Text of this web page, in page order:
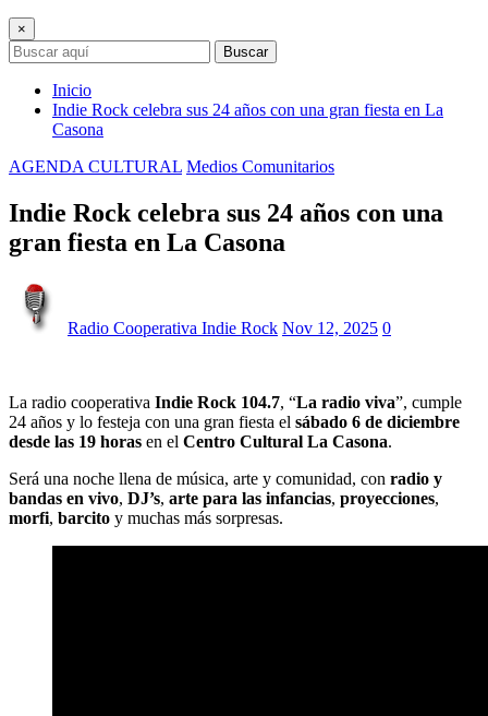
×
Buscar
Inicio
Indie Rock celebra sus 24 años con una gran fiesta en La
Casona
AGENDA CULTURAL Medios Comunitarios
Indie Rock celebra sus 24 años con una
gran fiesta en La Casona
Radio Cooperativa Indie Rock Nov 12, 2025 0
La radio cooperativa Indie Rock 104.7, “La radio viva”, cumple
24 años y lo festeja con una gran fiesta el sábado 6 de diciembre
desde las 19 horas en el Centro Cultural La Casona.
Será una noche llena de música, arte y comunidad, con radio y
bandas en vivo, DJ’s, arte para las infancias, proyecciones,
morfi, barcito y muchas más sorpresas.